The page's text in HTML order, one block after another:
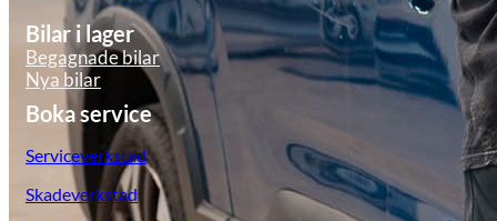
Bilar i lager
Begagnade bilar
Nya bilar
Boka service
Serviceverkstad
Skadeverkstad